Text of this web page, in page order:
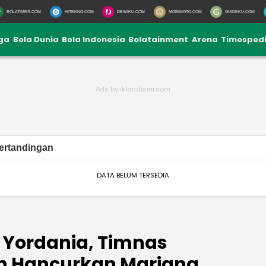
BOLATIMES.COM HITEKNO.COM DEWIKU.COM MOBIMOTO.COM GUIDEKU.COM
Bola Dunia Bola Indonesia Bolatainment Arena
DATA BELUM TERSEDIA
Timnas